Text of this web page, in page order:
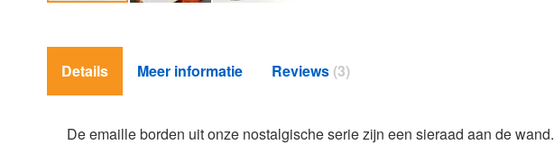
het
begin
van
afbeeldingen-
Details
De emaille borden uit onze nostalgische serie zijn een sieraad aan de wand.
Meer informatie Reviews 3